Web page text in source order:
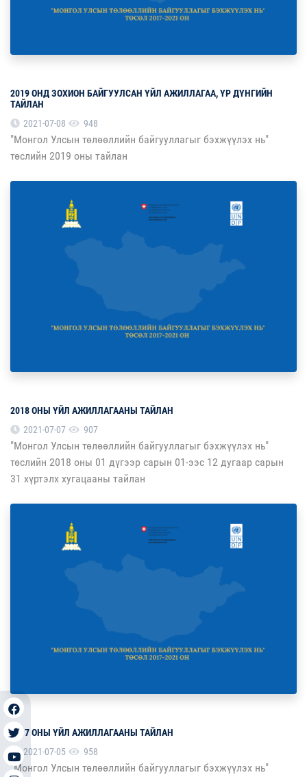
2019 ОНД ЗОХИОН БАЙГУУЛСАН ҮЙЛ АЖИЛЛАГАА, ҮР ДҮНГИЙН
ТАЙЛАН
2021-07-08
948
"Монгол Улсын төлөөллийн байгууллагыг бэхжүүлэх нь"
төслийн 2019 оны тайлан
2018 ОНЫ ҮЙЛ АЖИЛЛАГААНЫ ТАЙЛАН
2021-07-07
907
"Монгол Улсын төлөөллийн байгууллагыг бэхжүүлэх нь"
төслийн 2018 оны 01 дүгээр сарын 01-ээс 12 дугаар сарын
31 хүртэлх хугацааны тайлан
2017 ОНЫ ҮЙЛ АЖИЛЛАГААНЫ ТАЙЛАН
2021-07-05
958
"Монгол Улсын төлөөллийн байгууллагыг бэхжүүлэх нь"